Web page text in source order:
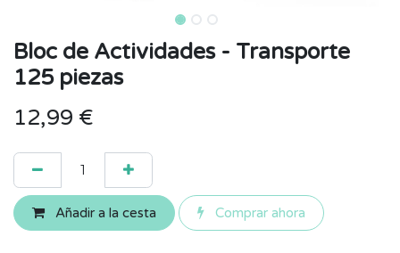
Bloc de Actividades - Transporte
125 piezas
12,99 €
Añadir a la cesta Comprar ahora